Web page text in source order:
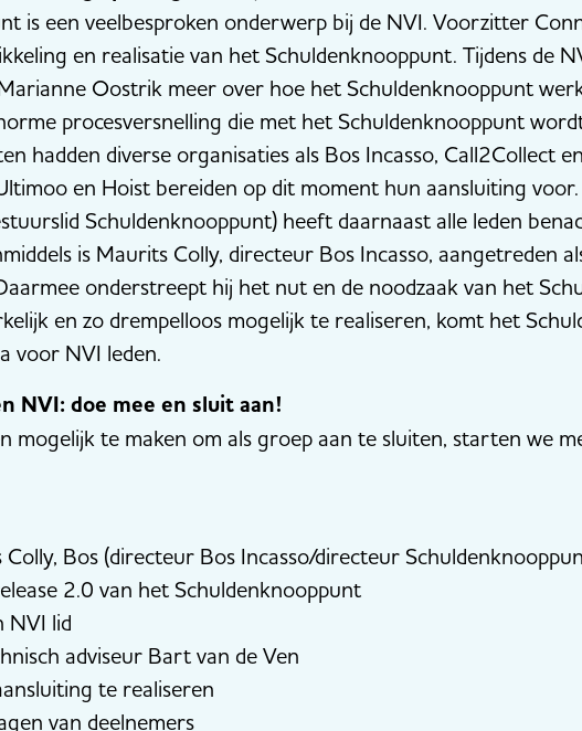
is een veelbesproken onderwerp bij de NVI. Voorzitter
en realisatie van het Schuldenknooppunt. Tijdens de
Oostrik meer over hoe het Schuldenknooppunt
procesversnelling die met het Schuldenknooppunt
hadden diverse organisaties als Bos Incasso, Call2Collect
en Hoist bereiden op dit moment hun aansluiting
Schuldenknooppunt) heeft daarnaast alle leden
is Maurits Colly, directeur Bos Incasso, aangetreden
onderstreept hij het nut en de noodzaak van het
en zo drempelloos mogelijk te realiseren, komt het
voor NVI leden.
NVI: doe mee en sluit aan!
mogelijk te maken om als groep aan te sluiten, starten we
Bos (directeur Bos Incasso/directeur
2.0 van het Schuldenknooppunt
NVI lid
adviseur Bart van de Ven
te realiseren
van deelnemers